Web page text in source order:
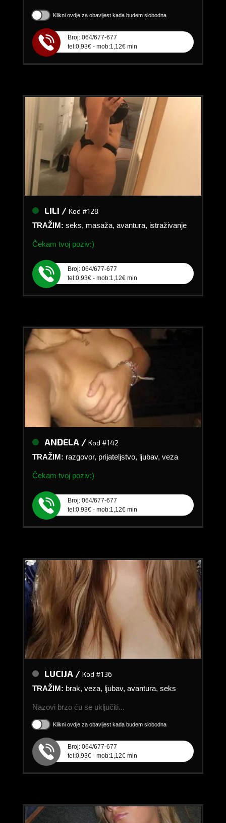
Klikni ovdje za obavijest kada budem slobodna
Broj: 064/677-677
tel:0,93€ - mob:1,12€ min
LILI / Kod #128
TRAŽIM: seks, masaža, avantura, istraživanje
Čekam tvoj poziv:)
Broj: 064/677-677
tel:0,93€ - mob:1,12€ min
ANĐELA / Kod #142
TRAŽIM: razgovor, prijateljstvo, ljubav, veza
Čekam tvoj poziv:)
Broj: 064/677-677
tel:0,93€ - mob:1,12€ min
LUCIJA / Kod #136
TRAŽIM: brak, veza, ljubav, avantura, seks
Nazovi brzo ću se uključiti...
Klikni ovdje za obavijest kada budem slobodna
Broj: 064/677-677
tel:0,93€ - mob:1,12€ min